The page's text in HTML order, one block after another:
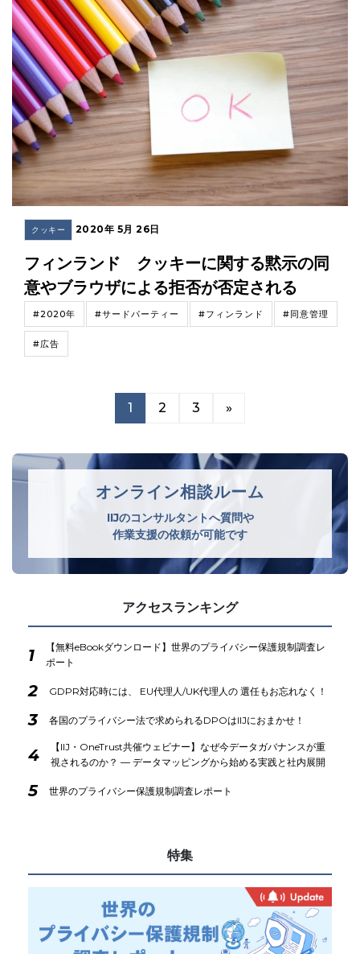
クッキー 2020年 5月 26日
フィンランド クッキーに関する黙示の同
意やブラウザによる拒否が否定される
#2020年 #サードパーティー #フィンランド #同意管理
#広告
1 2 3 »
オンライン相談ルーム
IIJのコンサルタントへ質問や
作業支援の依頼が可能です
アクセスランキング
1
【無料eBookダウンロード】世界のプライバシー保護規制調査レ
ポート
2 GDPR対応時には、 EU代理人/UK代理人の 選任もお忘れなく！
3 各国のプライバシー法で求められるDPOはIIJにおまかせ！
4
【IIJ・OneTrust共催ウェビナー】なぜ今データガバナンスが重
視されるのか？ ― データマッピングから始める実践と社内展開
5 世界のプライバシー保護規制調査レポート
特集